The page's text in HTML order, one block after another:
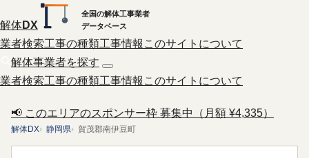
解体DX
全国の解体工事業者
データベース
業者検索工事の種類工事情報 このサイトについて
解体事業者を探す
業者検索工事の種類工事情報 このサイトについて
📢 このエリアのスポンサー枠 募集中（月額 ¥4,335）
解体DX 静岡県 賀茂郡南伊豆町